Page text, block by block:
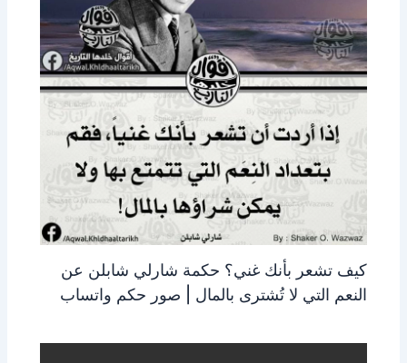
كيف تشعر بأنك غني؟ حكمة شارلي شابلن عن
النعم التي لا تُشترى بالمال | صور حكم واتساب